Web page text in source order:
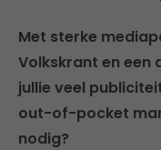
Met sterke
Volkskrant en een
jullie veel
out-of-pocket
nodig?